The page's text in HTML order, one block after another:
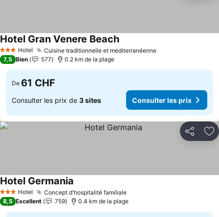
3 ÉtoilesHotel Cuisine traditionnelle et méditerranéenne
Hotel Gran Venere Beach
7,5 Bien 577 0.2 km de la plage
De 61 CHF
Consulter les prix de 3 sites Consulter les prix
Partager
3 ÉtoilesHotel Concept d'hospitalité familiale
Hotel Germania
8,5 Excellent 759 0.4 km de la plage